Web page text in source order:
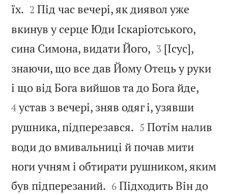
їх. 

2 Під час вечері, як диявол уже
вкинув у серце Юди Іскаріотського,
сина Симона, видати Його, 

3 [Ісус],
знаючи, що все дав Йому Отець у руки
і що від Бога вийшов та до Бога йде,
4 устав з вечері, зняв одяг і, узявши
рушника, підперезався. 

5 Потім налив
води до вмивальниці й почав мити
ноги учням і обтирати рушником, яким
був підперезаний. 

6 Підходить Він до